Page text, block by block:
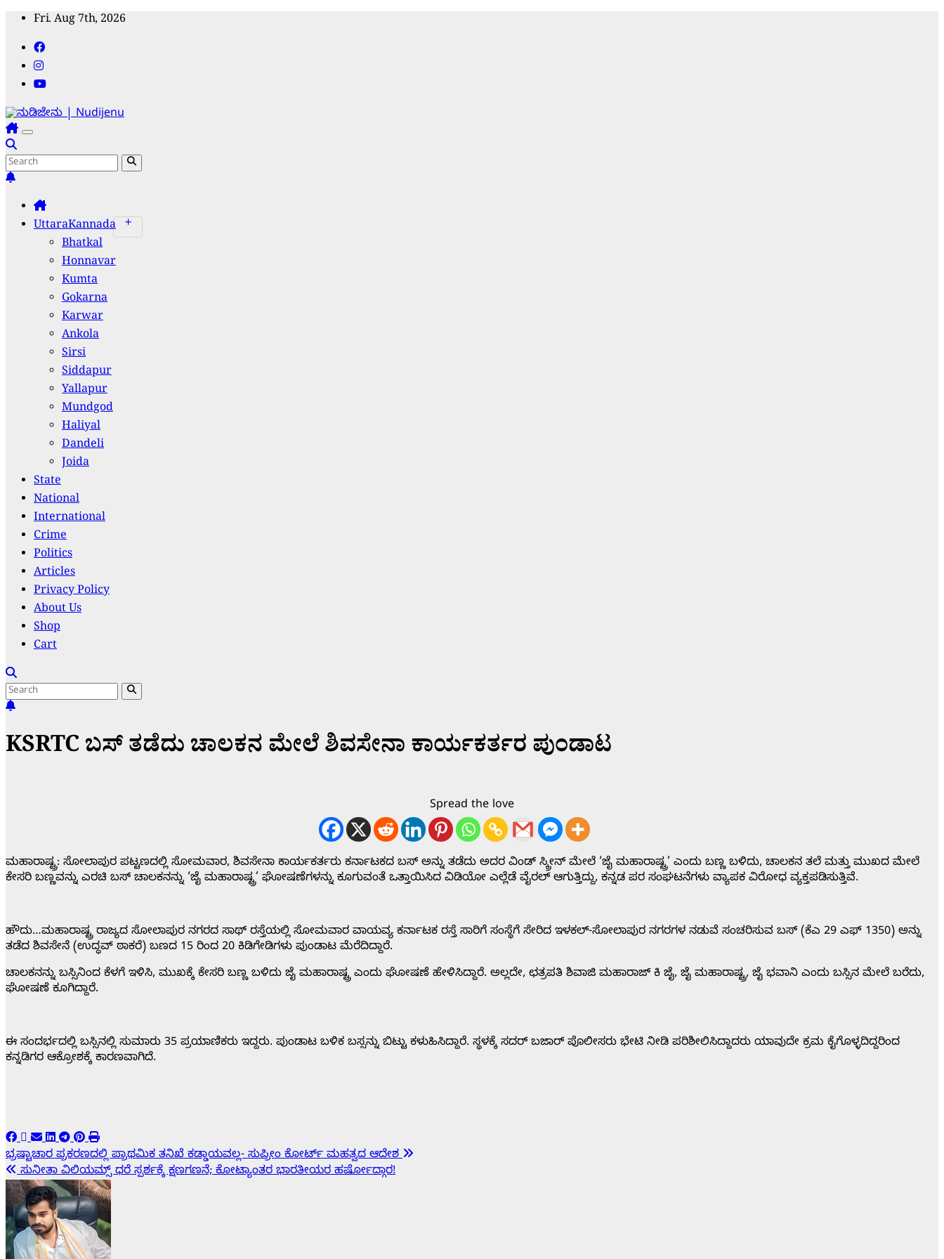
Skip
content
Fri. Aug 7th, 2026
ನುಡಿಜೇನು | Nudijenu
ಸಹ್ಯಾದ್ರಿ ಕರಾವಳಿಯ ಜನಧ್ವನಿ
UttaraKannada
Bhatkal
Honnavar
Kumta
Gokarna
Karwar
Ankola
Sirsi
Siddapur
Yallapur
Mundgod
Haliyal
Dandeli
Joida
State
National
International
Crime
Politics
Articles
Privacy Policy
About Us
Shop
Cart
KSRTC ಬಸ್ ತಡೆದು ಚಾಲಕನ ಮೇಲೆ ಶಿವಸೇನಾ ಕಾರ್ಯಕರ್ತರ ಪುಂಡಾಟ
Spread the love
ಮಹಾರಾಷ್ಟ್ರ: ಸೋಲಾಪುರ ಪಟ್ಟಣದಲ್ಲಿ ಸೋಮವಾರ, ಶಿವಸೇನಾ ಕಾರ್ಯಕರ್ತರು ಕರ್ನಾಟಕದ ಬಸ್ ಅನ್ನು ತಡೆದು ಅದರ ವಿಂಡ್ ಸ್ಕ್ರೀನ್ ಮೇಲೆ ‘ಜೈ ಮಹಾರಾಷ್ಟ್ರ’ ಎಂದು ಬಣ್ಣ ಬಳಿದು, ಚಾಲಕನ ತಲೆ ಮತ್ತು ಮುಖದ ಮೇಲೆ
ಕೇಸರಿ ಬಣ್ಣವನ್ನು ಎರಚಿ ಬಸ್ ಚಾಲಕನನ್ನು ‘ಜೈ ಮಹಾರಾಷ್ಟ್ರ’ ಘೋಷಣೆಗಳನ್ನು ಕೂಗುವಂತೆ ಒತ್ತಾಯಿಸಿದ ವಿಡಿಯೋ ಎಲ್ಲೆಡೆ ವೈರಲ್ ಆಗುತ್ತಿದ್ದು, ಕನ್ನಡ ಪರ ಸಂಘಟನೆಗಳು ವ್ಯಾಪಕ ವಿರೋಧ ವ್ಯಕ್ತಪಡಿಸುತ್ತಿವೆ.
ಹೌದು…ಮಹಾರಾಷ್ಟ್ರ ರಾಜ್ಯದ ಸೋಲಾಪುರ ನಗರದ ಸಾಥ್ ರಸ್ತೆಯಲ್ಲಿ ಸೋಮವಾರ ವಾಯವ್ಯ ಕರ್ನಾಟಕ ರಸ್ತೆ ಸಾರಿಗೆ ಸಂಸ್ಥೆಗೆ ಸೇರಿದ ಇಳಕಲ್‌-ಸೋಲಾಪುರ ನಗರಗಳ ನಡುವೆ ಸಂಚರಿಸುವ ಬಸ್‌ (ಕೆಎ 29 ಎಫ್ 1350) ಅನ್ನು
ತಡೆದ ಶಿವಸೇನೆ (ಉದ್ಧವ್‌ ಠಾಕರೆ) ಬಣದ 15 ರಿಂದ 20 ಕಿಡಿಗೇಡಿಗಳು ಪುಂಡಾಟ ಮೆರೆದಿದ್ದಾರೆ.
ಚಾಲಕನನ್ನು ಬಸ್ಸಿನಿಂದ ಕೆಳಗೆ ಇಳಿಸಿ, ಮುಖಕ್ಕೆ ಕೇಸರಿ ಬಣ್ಣ ಬಳಿದು ಜೈ ಮಹಾರಾಷ್ಟ್ರ ಎಂದು ಘೋಷಣೆ ಹೇಳಿಸಿದ್ದಾರೆ. ಅಲ್ಲದೇ, ಛತ್ರಪತಿ ಶಿವಾಜಿ ಮಹಾರಾಜ್ ಕಿ ಜೈ, ಜೈ ಮಹಾರಾಷ್ಟ್ರ, ಜೈ ಭವಾನಿ ಎಂದು ಬಸ್ಸಿನ ಮೇಲೆ ಬರೆದು,
ಘೋಷಣೆ ಕೂಗಿದ್ದಾರೆ.
ಈ ಸಂದರ್ಭದಲ್ಲಿ ಬಸ್ಸಿನಲ್ಲಿ ಸುಮಾರು 35 ಪ್ರಯಾಣಿಕರು ಇದ್ದರು. ಪುಂಡಾಟ ಬಳಿಕ ಬಸ್ಸನ್ನು ಬಿಟ್ಟು ಕಳುಹಿಸಿದ್ದಾರೆ. ಸ್ಥಳಕ್ಕೆ ಸದರ್ ಬಜಾರ್ ಪೊಲೀಸರು ಭೇಟಿ ನೀಡಿ ಪರಿಶೀಲಿಸಿದ್ದಾದರು ಯಾವುದೇ ಕ್ರಮ ಕೈಗೊಳ್ಳದಿದ್ದರಿಂದ
ಕನ್ನಡಿಗರ ಆಕ್ರೋಶಕ್ಕೆ ಕಾರಣವಾಗಿದೆ.
Post
navigation
ಭ್ರಷ್ಟಾಚಾರ ಪ್ರಕರಣದಲ್ಲಿ ಪ್ರಾಥಮಿಕ ತನಿಖೆ ಕಡ್ಡಾಯವಲ್ಲ- ಸುಪ್ರೀಂ ಕೋರ್ಟ್ ಮಹತ್ವದ ಆದೇಶ
ಸುನೀತಾ ವಿಲಿಯಮ್ಸ್ ಧರೆ ಸ್ಪರ್ಶಕ್ಕೆ ಕ್ಷಣಗಣನೆ; ಕೋಟ್ಯಾಂತರ ಭಾರತೀಯರ ಹರ್ಷೋದ್ಗಾರ!